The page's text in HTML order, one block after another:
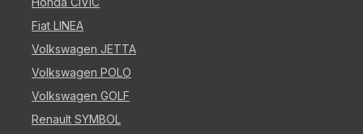
Fiat LINEA
Volkswagen JETTA
Volkswagen POLO
Volkswagen GOLF
Renault SYMBOL